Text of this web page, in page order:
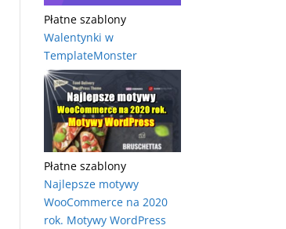
Płatne szablony
Walentynki w
TemplateMonster
Płatne szablony
Najlepsze motywy
WooCommerce na 2020
rok. Motywy WordPress